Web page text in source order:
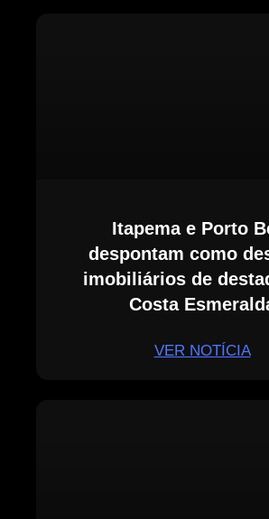
Itapema e Porto
despontam como
imobiliários de
Costa
VER NOTÍCIA